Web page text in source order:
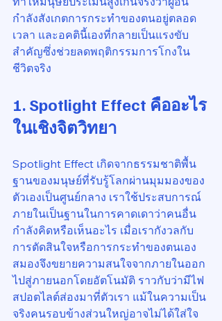
กำลังสังเกตการกระทำของตนอยู่ตลอด
เวลา และอคตินี้เองที่กลายเป็นแรงขับ
สำคัญซึ่งช่วยลดพฤติกรรมการโกงใน
ชีวิตจริง
1. Spotlight Effect คืออะไร
ในเชิงจิตวิทยา
Spotlight Effect เกิดจากธรรมชาติพื้น
ฐานของมนุษย์ที่รับรู้โลกผ่านมุมมองของ
ตัวเองเป็นศูนย์กลาง เราใช้ประสบการณ์
ภายในเป็นฐานในการคาดเดาว่าคนอื่น
กำลังคิดหรือเห็นอะไร เมื่อเรากังวลกับ
การตัดสินใจหรือการกระทำของตนเอง
สมองจึงขยายความสนใจจากภายในออก
ไปสู่ภายนอกโดยอัตโนมัติ ราวกับว่ามีไฟ
สปอตไลต์ส่องมาที่ตัวเรา แม้ในความเป็น
จริงคนรอบข้างส่วนใหญ่อาจไม่ได้ใส่ใจ